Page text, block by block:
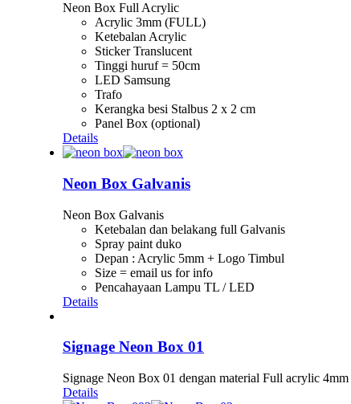
Neon Box Full Acrylic
Acrylic 3mm (FULL)
Ketebalan Acrylic
Sticker Translucent
Tinggi huruf = 50cm
LED Samsung
Trafo
Kerangka besi Stalbus 2 x 2 cm
Panel Box (optional)
Details
Neon Box Galvanis
Neon Box Galvanis
Ketebalan dan belakang full Galvanis
Spray paint duko
Depan : Acrylic 5mm + Logo Timbul
Size = email us for info
Pencahayaan Lampu TL / LED
Details
Signage Neon Box 01
Signage Neon Box 01 dengan material Full acrylic
Details